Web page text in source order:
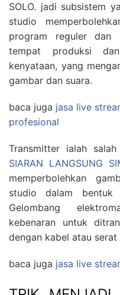
SOLO. jadi subsistem
studio
program reguler dan
tempat produksi
kenyataan, yang
gambar dan suara.
baca juga jasa live
profesional
Transmitter ialah
SIARAN LANGSUNG
memperbolehkan
studio dalam bentuk
Gelombang
kebenaran untuk
dengan kabel atau
baca juga jasa live